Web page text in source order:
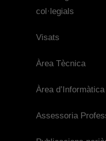
col·legials
Visats
Àrea Tècnica
Àrea d’Informàtica
Assessoria